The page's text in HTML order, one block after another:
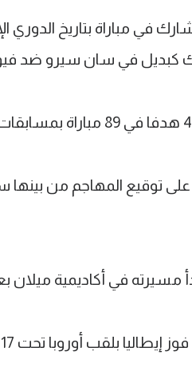
توقيع المهاجم من بينها